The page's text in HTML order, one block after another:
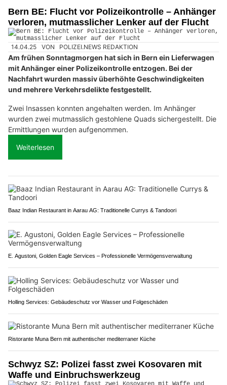
Bern BE: Flucht vor Polizeikontrolle – Anhänger
verloren, mutmasslicher Lenker auf der Flucht
14.04.25 VON POLIZEI.NEWS REDAKTION
Am frühen Sonntagmorgen hat sich in Bern ein Lieferwagen
mit Anhänger einer Polizeikontrolle entzogen. Bei der
Nachfahrt wurden massiv überhöhte Geschwindigkeiten
und mehrere Verkehrsdelikte festgestellt.
Zwei Insassen konnten angehalten werden. Im Anhänger
wurden zwei mutmasslich gestohlene Quads sichergestellt. Die
Ermittlungen wurden aufgenommen.
Weiterlesen
Baaz Indian Restaurant in Aarau AG: Traditionelle Currys & Tandoori
E. Agustoni, Golden Eagle Services – Professionelle Vermögensverwaltung
Holling Services: Gebäudeschutz vor Wasser und Folgeschäden
Ristorante Muna Bern mit authentischer mediterraner Küche
Schwyz SZ: Polizei fasst zwei Kosovaren mit
Waffe und Einbruchswerkzeug